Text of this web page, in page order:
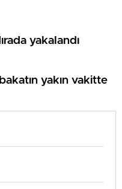
yakalandı
yakın vakitte